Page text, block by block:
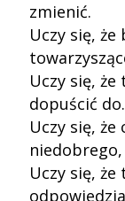
zmienić.
Uczy się,
Uczy się,
dopuścić
Uczy się, że
Uczy się, że